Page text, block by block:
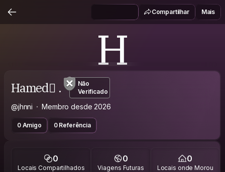
Compartilhar Mais
H
Hamed ً.
Não
Verificado
@jhnni Membro desde 2026
0 Amigo 0 Referência
0
Locais Compartilhados
0
Viagens Futuras
0
Locais onde Morou